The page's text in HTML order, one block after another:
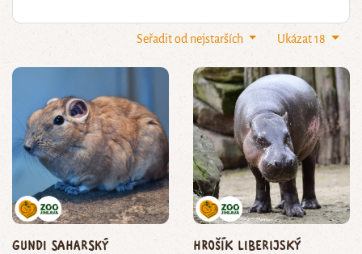
Ukázat 18
Seřadit od nejstarších
gundi saharský hrošík liberijský